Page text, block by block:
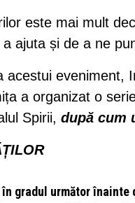
este mai mult
ajuta și de a ne
acestui eveniment,
a organizat o
Spirii, după cum
gradul următor